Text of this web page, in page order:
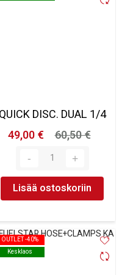
QUICK DISC. DUAL 1/4
49,00 €
60,50 €
Lisää ostoskoriin
OUTLET -40%
Kesklaos
OUTLET -40%
Kesklaos